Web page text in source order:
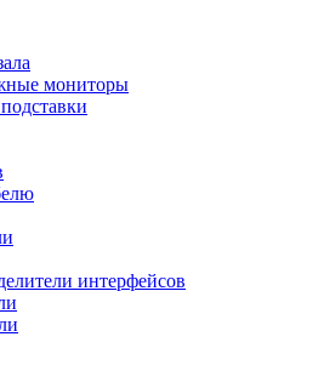
мониторы
интерфейсов